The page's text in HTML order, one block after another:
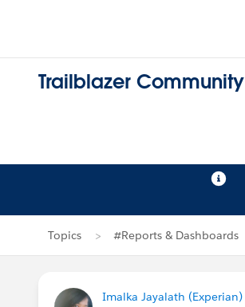
Trailblazer Community
Topics #Reports & Dashboards
Imalka Jayalath (Experian)